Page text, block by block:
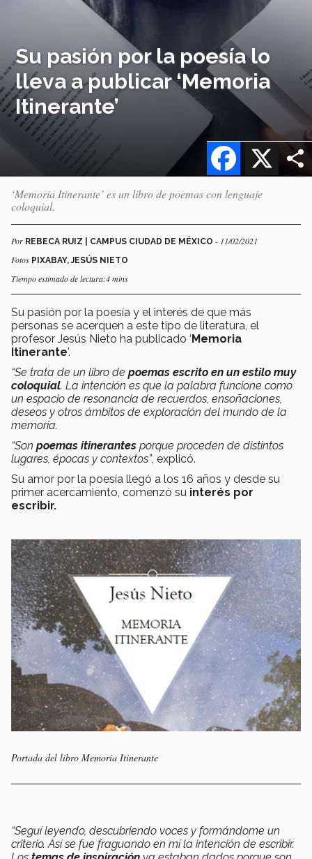
Su pasión por la poesía lo
lleva a publicar ‘Memoria
Itinerante’
X
Facebook
‘Memoria Itinerante’ es un libro de poemas con lenguaje
coloquial.
Por REBECA RUIZ | CAMPUS CIUDAD DE MÉXICO - 11/02/2021
Fotos PIXABAY, JESÚS NIETO
Tiempo estimado de lectura:4 mins
Su pasión por la poesía y el interés de que más
personas se acerquen a este tipo de literatura, el
profesor Jesús Nieto ha publicado ‘Memoria
Itinerante’.
“Se trata de un libro de poemas escrito en un estilo muy
coloquial. La intención es que la palabra funcione como
un espacio de resonancia de recuerdos, ensoñaciones,
deseos y otros ámbitos de exploración del mundo de la
memoria.
“Son poemas itinerantes porque proceden de distintos
lugares, épocas y contextos”, explicó.
Su amor por la poesía llegó a los 16 años y desde su
primer acercamiento, comenzó su interés por
escribir.
Portada del libro Memoria Itinerante
“Seguí leyendo, descubriendo voces y formándome un
criterio. Así se fue fraguando en mí la intención de escribir.